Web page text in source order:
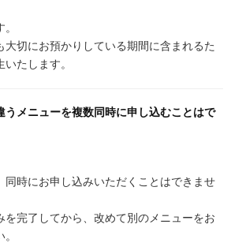
大切にお預かりしている期間に含まれるた
たします。
うメニューを複数同時に申し込むことはで
同時にお申し込みいただくことはできませ
を完了してから、改めて別のメニューをお